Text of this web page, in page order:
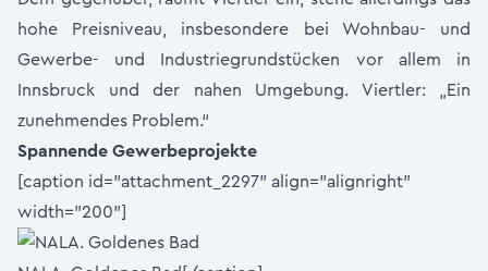
hohe Preisniveau, insbesondere bei Wohnbau- und
Gewerbe- und Industriegrundstücken vor allem in
Innsbruck und der nahen Umgebung. Viertler: „Ein
zunehmendes Problem.“
Spannende Gewerbeprojekte
[caption id="attachment_2297" align="alignright"
width="200"]